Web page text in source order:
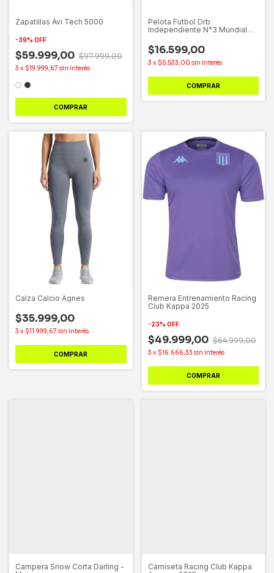
Zapatillas Avi Tech 5000
-39% OFF
$59.999,00 $97.999,00
3 x $19.999,67 sin interés
COMPRAR
Pelota Futbol Drb
Independiente N°3 Mundial
$16.599,00
3 x $5.533,00 sin interés
COMPRAR
Calza Calcio Agnes
$35.999,00
3 x $11.999,67 sin interés
COMPRAR
Remera Entrenamiento Racing
Club Kappa 2025
-23% OFF
$49.999,00 $64.999,00
3 x $16.666,33 sin interés
COMPRAR
Campera Snow Corta Darling -
Camiseta Racing Club Kappa